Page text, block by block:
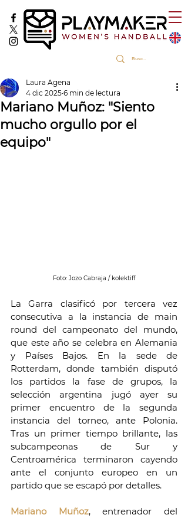
Mariano Muñoz: "Siento
mucho orgullo por el
equipo"
Laura Agena
4 dic 2025 6 min de lectura
Foto: Jozo Cabraja / kolektiff
La Garra clasificó por tercera vez
consecutiva a la instancia de main
round del campeonato del mundo,
que este año se celebra en Alemania
y Países Bajos. En la sede de
Rotterdam, donde también disputó
los partidos la fase de grupos, la
selección argentina jugó ayer su
primer encuentro de la segunda
instancia del torneo, ante Polonia.
Tras un primer tiempo brillante, las
subcampeonas de Sur y
Centroamérica terminaron cayendo
ante el conjunto europeo en un
partido que se escapó por detalles.
Mariano Muñoz, entrenador del